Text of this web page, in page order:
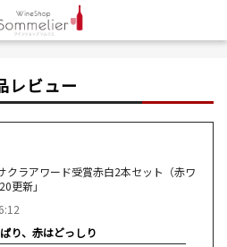
レビュー
クラアワード受賞赤白2本セット（赤ワ
更新」
り、赤はどっしり